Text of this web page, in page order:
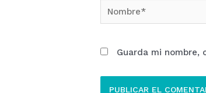
Nombre*
Guarda mi nombre,